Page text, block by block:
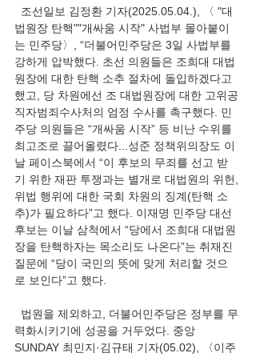
조선일보 김정환 기자(2025.05.04.), 〈 "대
법원장 탄핵""개싸움 시작" 사법부 몰아붙이
는 민주당〉, “더불어민주당은 3일 사법부를
강하게 압박했다. 초선 의원들은 조희대 대법
원장에 대한 탄핵 소추 절차에 돌입하겠다고
했고, 당 차원에선 조 대법원장에 대한 고위공
직자범죄수사처의 엄정 수사를 촉구했다. 민
주당 의원들은 “개싸움 시작” 등 비난 수위를
최고조로 끌어올렸다...성준 정책위의장도 이
날 페이스북에서 “이 후보의 무죄를 선고 받
기 위한 재판 투쟁과는 별개로 대법원의 위헌,
위법 행위에 대한 국회 차원의 징계(탄핵 소
추)가 필요하다”고 했다. 이재명 민주당 대선
후보는 이날 삼척에서 “당에서 조희대 대법원
장을 탄핵하자는 목소리도 나온다”는 취재진
질문에 “당이 국민의 뜻에 맞게 처리할 것으
로 보인다”고 했다.
법원을 제외하고, 더불어민주당은 정부를 무
력화시키기에 성공을 거두었다. 중앙
SUNDAY 최민지·김규태 기자(05.02), 〈이주